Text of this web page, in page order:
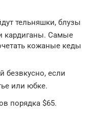
тельняшки, блузы
кардиганы. Самые
кожаные кеды
безвкусно, если
или юбке.
порядка $65.